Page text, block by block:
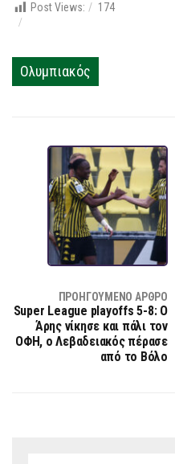
Post Views: 174
Ολυμπιακός
ΠΡΟΗΓΟΎΜΕΝΟ ΆΡΘΡΟ
Super League playoffs 5-8: Ο
Άρης νίκησε και πάλι τον
ΟΦΗ, ο Λεβαδειακός πέρασε
από το Βόλο